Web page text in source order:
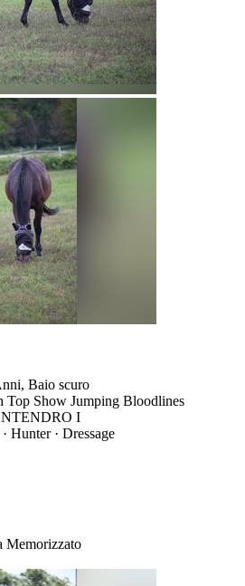
Baio scuro
Show Jumping Bloodlines
I
Hunter · Dressage
Memorizzato